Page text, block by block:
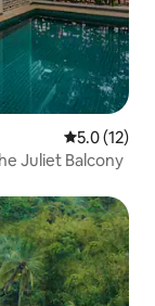
Calificación
5.0 (12)
Juliet Balcony